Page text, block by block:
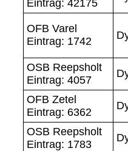
Eintrag: 42175
OFB Varel
Eintrag: 1742
OSB Reepsholt
Eintrag: 4057
OFB Zetel
Eintrag: 6362
OSB Reepsholt
Eintrag: 1783